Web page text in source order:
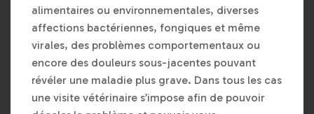
alimentaires ou environnementales, diverses
affections bactériennes, fongiques et même
virales, des problèmes comportementaux ou
encore des douleurs sous-jacentes pouvant
révéler une maladie plus grave. Dans tous les cas
une visite vétérinaire s’impose afin de pouvoir